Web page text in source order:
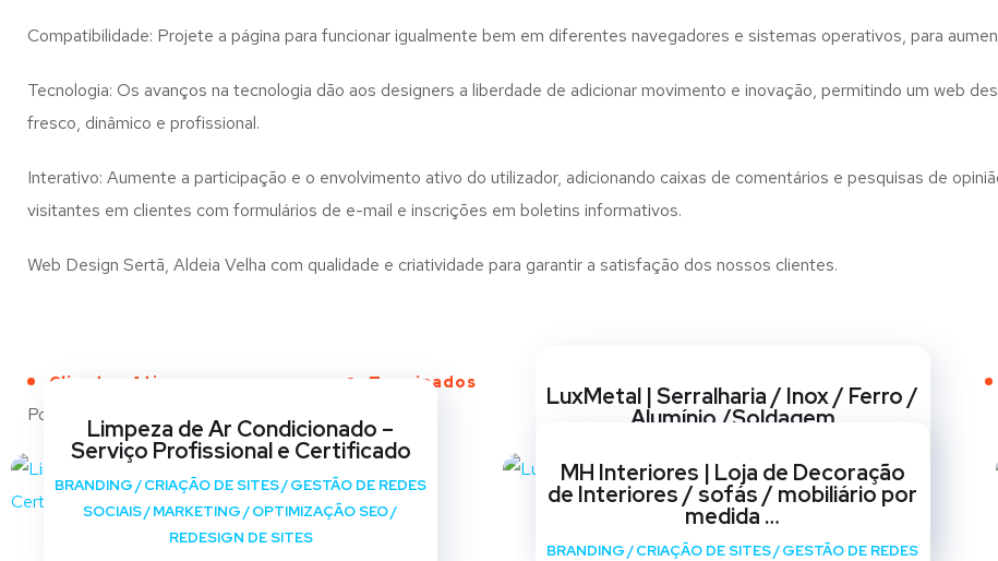
Compatibilidade: Projete a página para funcionar igualmente bem em diferentes navegadores e sistemas operativos, para
Tecnologia: Os avanços na tecnologia dão aos designers a liberdade de adicionar movimento e inovação, permitindo um web
fresco, dinâmico e profissional.
Interativo: Aumente a participação e o envolvimento ativo do utilizador, adicionando caixas de comentários e pesquisas de
visitantes em clientes com formulários de e-mail e inscrições em boletins informativos.
Web Design Sertã, Aldeia Velha com qualidade e criatividade para garantir a satisfação dos nossos clientes.
Clientes Ativos Terminados
Portfólio
Limpeza de Ar Condicionado –
Serviço Profissional e Certificado
BRANDING/CRIAÇÃO DE SITES/GESTÃO DE REDES
SOCIAIS/MARKETING/OPTIMIZAÇÃO SEO/
REDESIGN DE SITES
LuxMetal | Serralharia / Inox / Ferro /
Alumínio /Soldagem
SOCIAIS/ MARKETING/OPTIMIZAÇÃO SEO/
REDESIGN DE SITES
MH Interiores | Loja de Decoração
de Interiores / sofás / mobiliário por
medida …
BRANDING /CRIAÇÃO DE SITES/GESTÃO DE REDES